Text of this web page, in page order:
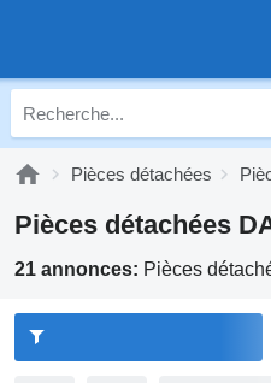
Pièces détachées
Pièces détachées
21 annonces: Pièces